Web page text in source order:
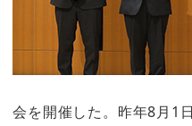
会を開催した。昨年8月1